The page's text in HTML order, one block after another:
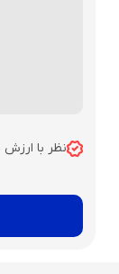
نظر با